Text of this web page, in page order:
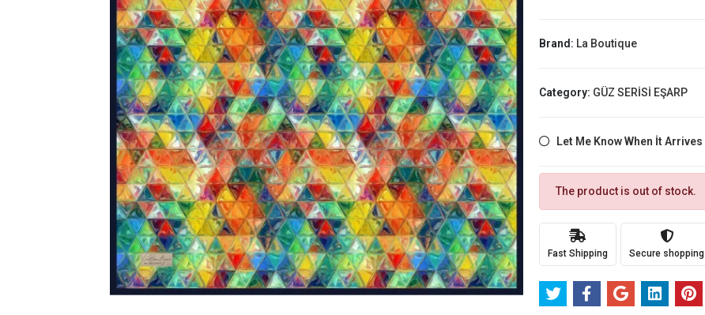
Brand: La Boutique
Category: GÜZ SERİSİ EŞARP
Let Me Know When İt Arrives
The product is out of stock.
Fast Shipping Secure shopping